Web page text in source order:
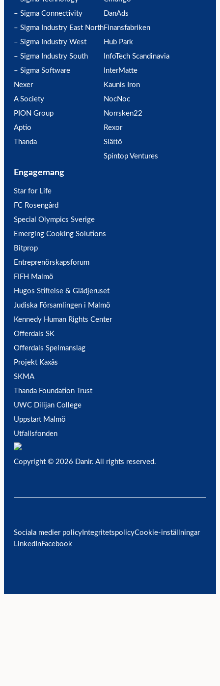
– Sigma Connectivity
– Sigma Industry East North
– Sigma Industry West
– Sigma Industry South
– Sigma Software
Nexer
A Society
PION Group
Aptio
Thanda
DanAds
Finansfabriken
Hub Park
InfoTech Scandinavia
InterMatte
Kaunis Iron
NocNoc
Norrsken22
Rexor
Slättö
Spintop Ventures
Engagemang
Star for Life
FC Rosengård
Special Olympics Sverige
Emerging Cooking Solutions
Bitprop
Entreprenörskapsforum
FIFH Malmö
Hugos Stiftelse & Glädjeruset
Judiska Församlingen i Malmö
Kennedy Human Rights Center
Offerdals SK
Offerdals Spelmanslag
Projekt Kaxås
SKMA
Thanda Foundation Trust
UWC Dilijan College
Uppstart Malmö
Utfallsfonden
Copyright © 2026 Danir. All rights reserved.
Sociala medier policy IntegritetspolicyCookie-inställningar
LinkedInFacebook